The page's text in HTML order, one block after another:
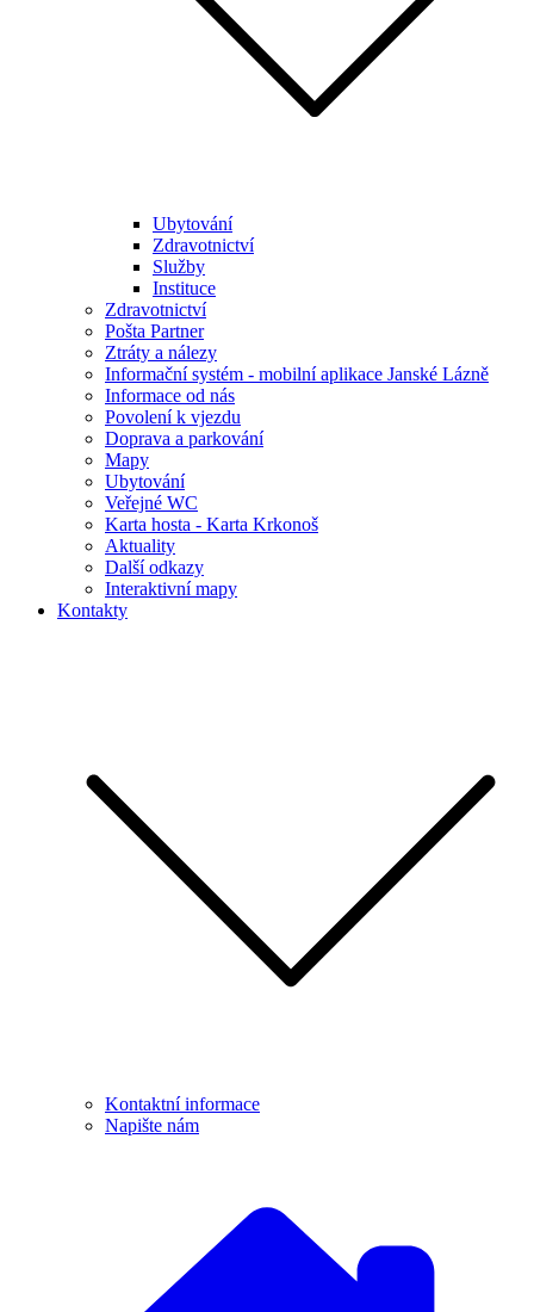
Ubytování
Zdravotnictví
Služby
Instituce
Zdravotnictví
Pošta Partner
Ztráty a nálezy
Informační systém - mobilní aplikace Janské Lázně
Informace od nás
Povolení k vjezdu
Doprava a parkování
Mapy
Ubytování
Veřejné WC
Karta hosta - Karta Krkonoš
Aktuality
Další odkazy
Interaktivní mapy
Kontakty
Kontaktní informace
Napište nám